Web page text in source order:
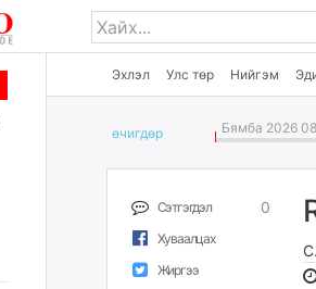
Эхлэл Улс төр Нийгэм
өчигдѳр Бямба 2026
Сэтгэгдэл 0
Хуваалцах
Жиргээ